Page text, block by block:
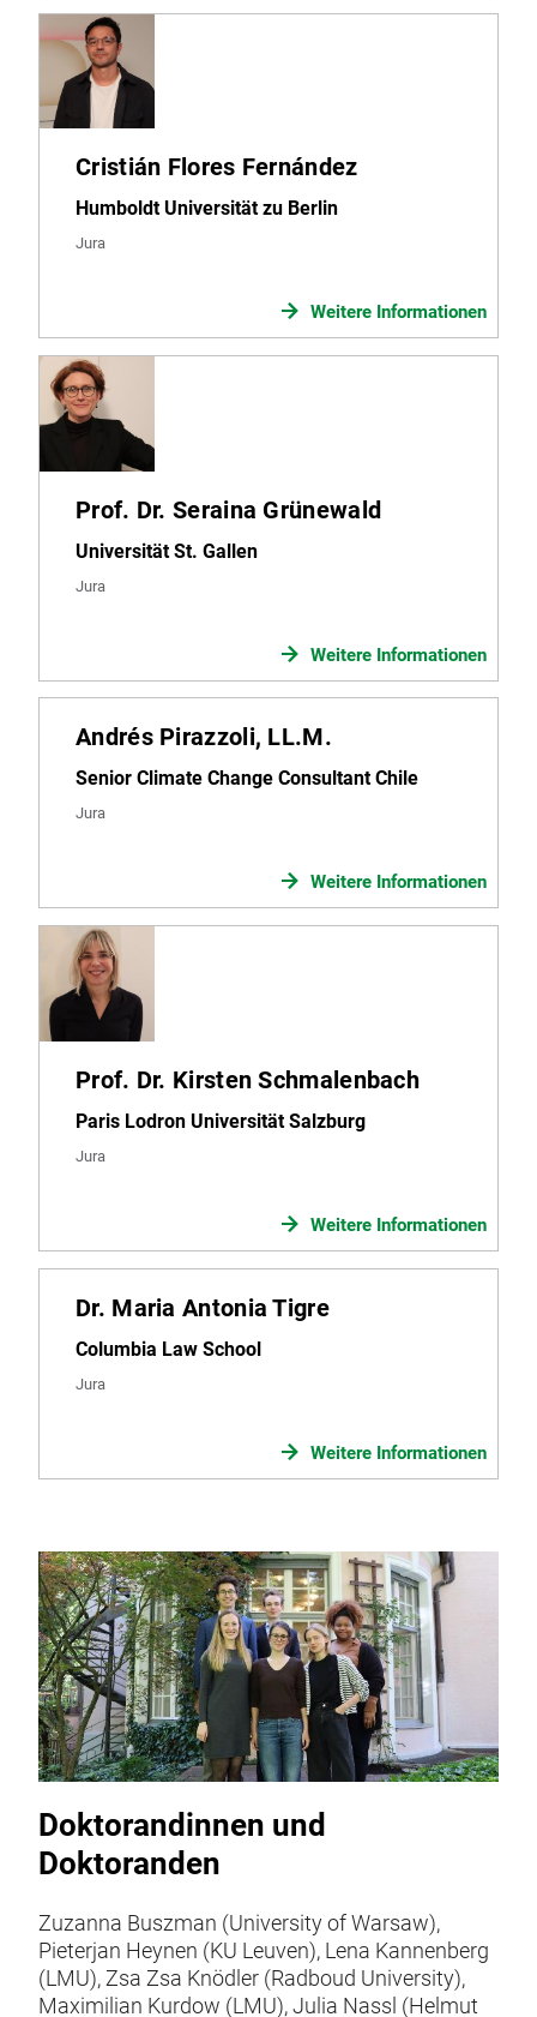
Cristián Flores Fernández
Humboldt Universität zu Berlin
Jura
Weitere Informationen
Prof. Dr. Seraina Grünewald
Universität St. Gallen
Jura
Weitere Informationen
Andrés Pirazzoli, LL.M.
Senior Climate Change Consultant Chile
Jura
Weitere Informationen
Prof. Dr. Kirsten Schmalenbach
Paris Lodron Universität Salzburg
Jura
Weitere Informationen
Dr. Maria Antonia Tigre
Columbia Law School
Jura
Weitere Informationen
Doktorandinnen und
Doktoranden
Zuzanna Buszman (University of Warsaw),
Pieterjan Heynen (KU Leuven), Lena Kannenberg
(LMU), Zsa Zsa Knödler (Radboud University),
Maximilian Kurdow (LMU), Julia Nassl (Helmut